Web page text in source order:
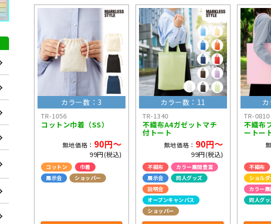
カラー数：3
TR-1056
コットン巾着（SS）
無地価格： 90円～
99円(税込)
コットン
巾着
展示会
ショッパー
カラー数：11
TR-1340
不織布A4ガゼットマチ
付トート
無地価格： 90円～
99円(税込)
不織布
カラー展開豊富
展示会
同人グッズ
説明会
オープンキャンパス
ショッパー
TR-0810
不織布
ートー
不織布
ショル
カラー
同人グ